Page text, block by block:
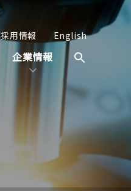
採用情報 English
企業情報